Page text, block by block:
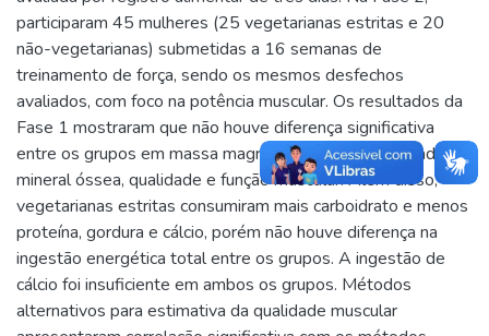
participaram 45 mulheres (25 vegetarianas estritas e 20
não-vegetarianas) submetidas a 16 semanas de
treinamento de força, sendo os mesmos desfechos
avaliados, com foco na potência muscular. Os resultados da
Fase 1 mostraram que não houve diferença significativa
entre os grupos em massa magra, conteúdo e densidade
mineral óssea, qualidade e função muscular. Além disso,
vegetarianas estritas consumiram mais carboidrato e menos
proteína, gordura e cálcio, porém não houve diferença na
ingestão energética total entre os grupos. A ingestão de
cálcio foi insuficiente em ambos os grupos. Métodos
alternativos para estimativa da qualidade muscular